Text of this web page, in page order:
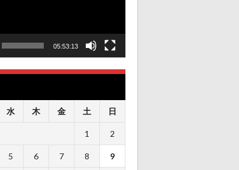
05:53:13
水 木 金 土 日
1 2
5 6 7 8 9